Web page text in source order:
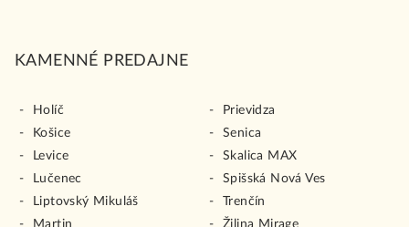
KAMENNÉ PREDAJNE
Holíč
Košice
Levice
Lučenec
Liptovský Mikuláš
Martin
Prievidza
Senica
Skalica MAX
Spišská Nová Ves
Trenčín
Žilina Mirage